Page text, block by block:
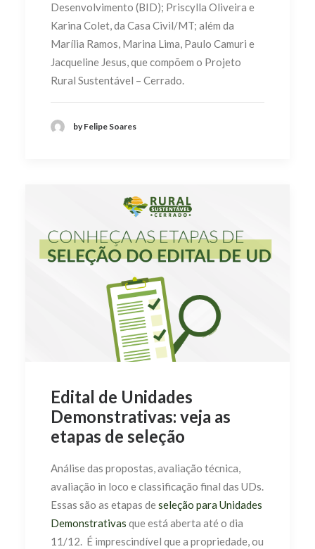
Desenvolvimento (BID); Priscylla Oliveira e
Karina Colet, da Casa Civil/MT; além da
Marília Ramos, Marina Lima, Paulo Camuri e
Jacqueline Jesus, que compõem o Projeto
Rural Sustentável – Cerrado.
by Felipe Soares
Edital de Unidades
Demonstrativas: veja as
etapas de seleção
Análise das propostas, avaliação técnica,
avaliação in loco e classificação final das UDs.
Essas são as etapas deseleção para Unidades
Demonstrativas que está aberta até o dia
11/12. É imprescindível que a propriedade, ou